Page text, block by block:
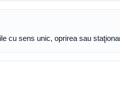
cu sens unic, oprirea sau